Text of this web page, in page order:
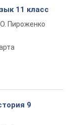
11 класс
Пироженко
9